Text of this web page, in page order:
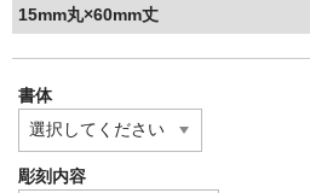
15mm丸×60mm丈
書体
彫刻内容